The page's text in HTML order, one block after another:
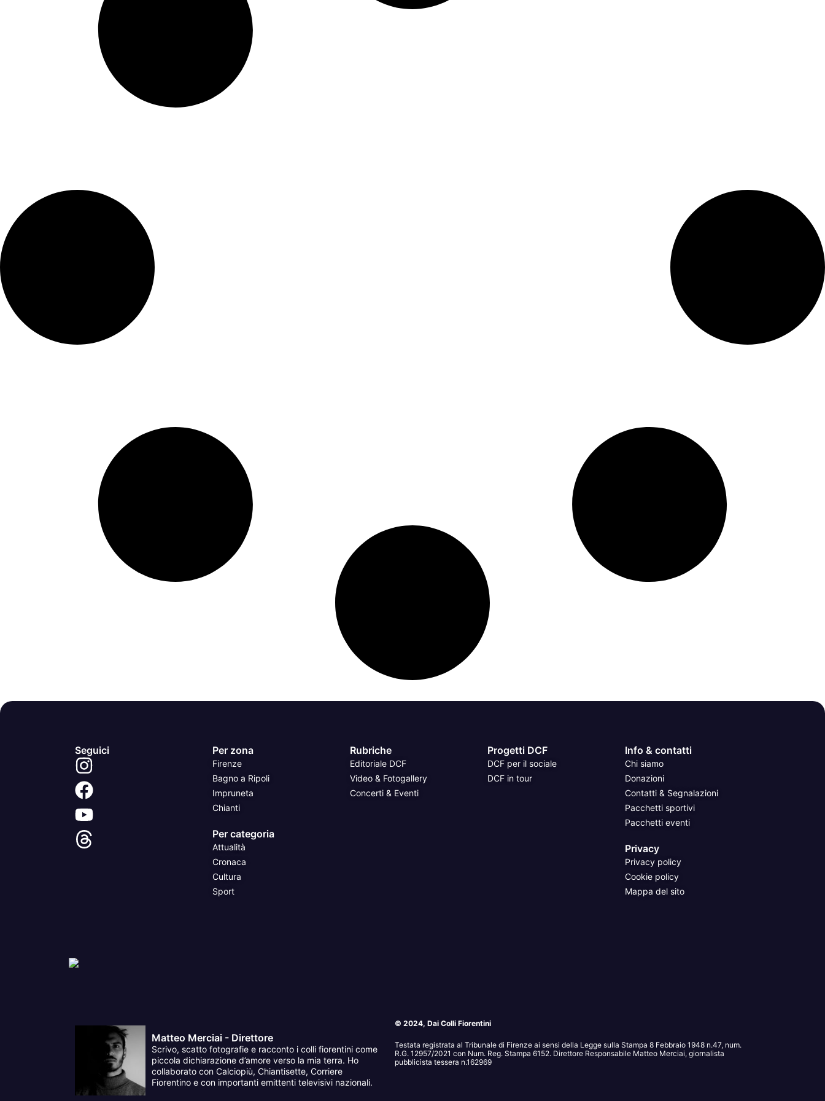
Seguici Per zona
Firenze
Bagno a Ripoli
Impruneta
Chianti
Per categoria
Attualità
Cronaca
Cultura
Sport
Rubriche
Editoriale DCF
Video & Fotogallery
Concerti & Eventi
Progetti DCF
DCF per il sociale
DCF in tour
Info & contatti
Chi siamo
Donazioni
Contatti & Segnalazioni
Pacchetti sportivi
Pacchetti eventi
Privacy
Privacy policy
Cookie policy
Mappa del sito
Matteo Merciai - Direttore
Scrivo, scatto fotografie e racconto i colli fiorentini come
piccola dichiarazione d’amore verso la mia terra. Ho
collaborato con Calciopiù, Chiantisette, Corriere
Fiorentino e con importanti emittenti televisivi nazionali.
© 2024, Dai Colli Fiorentini
Testata registrata al Tribunale di Firenze ai sensi della Legge sulla Stampa 8 Febbraio 1948 n.47, num.
R.G. 12957/2021 con Num. Reg. Stampa 6152. Direttore Responsabile Matteo Merciai, giornalista
pubblicista tessera n.162969